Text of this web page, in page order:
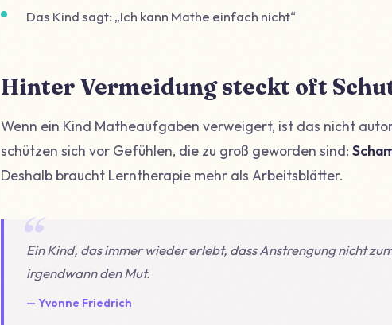
Das Kind sagt: „Ich kann Mathe einfach nicht“
Hinter Vermeidung steckt oft
Wenn ein Kind Matheaufgaben verweigert, ist das nicht
schützen sich vor Gefühlen, die zu groß geworden sind:
Deshalb braucht Lerntherapie mehr als Arbeitsblätter.
Ein Kind, das immer wieder erlebt, dass Anstrengung nicht
irgendwann den Mut.
— Yvonne Friedrich